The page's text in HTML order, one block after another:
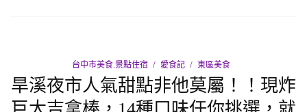
台中市美食.景點住宿 愛食記 東區美食
旱溪夜市人氣甜點非他莫屬！！現炸